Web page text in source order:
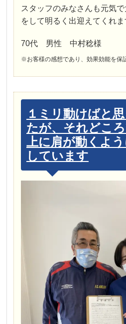
スタッフのみなさんも元気
をして明るく出迎えてくれま
70代 男性 中村稔様
※お客様の感想であり、効果効能を保
１ミリ動けばと
たが、それどこ
上に肩が動くよ
しています